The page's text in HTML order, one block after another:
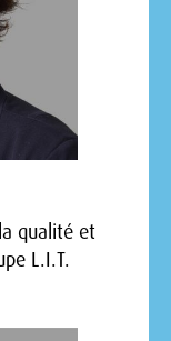
qualité et
L.I.T.